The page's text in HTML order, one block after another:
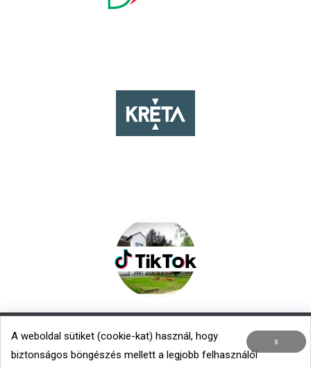
Nemzetközi kapcsolatok | Menza – Heti étlap x
A weboldal sütiket (cookie-kat) használ, hogy
biztonságos böngészés mellett a legjobb felhasználói